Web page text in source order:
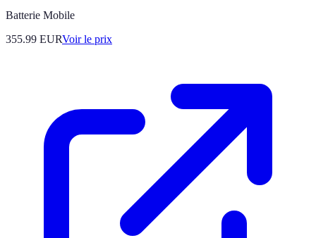
Batterie Mobile
355.99 EURVoir le prix